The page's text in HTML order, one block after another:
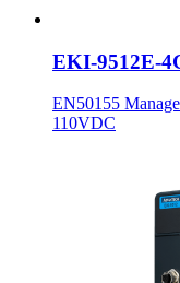
EKI-9512E-
EN50155
110VDC